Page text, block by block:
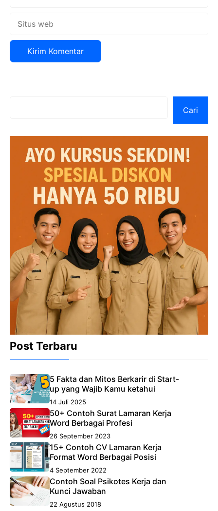
Cari
Post Terbaru
5 Fakta dan Mitos Berkarir di Start-
up yang Wajib Kamu ketahui
14 Juli 2025
50+ Contoh Surat Lamaran Kerja
Word Berbagai Profesi
26 September 2023
15+ Contoh CV Lamaran Kerja
Format Word Berbagai Posisi
4 September 2022
Contoh Soal Psikotes Kerja dan
Kunci Jawaban
22 Agustus 2018